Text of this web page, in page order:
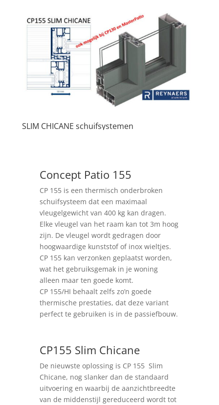
SLIM CHICANE schuifsystemen
Concept Patio 155
CP 155 is een thermisch onderbroken
schuifsysteem dat een maximaal
vleugelgewicht van 400 kg kan dragen.
Elke vleugel van het raam kan tot 3m hoog
zijn. De vleugel wordt gedragen door
hoogwaardige kunststof of inox wieltjes.
CP 155 kan verzonken geplaatst worden,
wat het gebruiksgemak in je woning
alleen maar ten goede komt.
CP 155/HI behaalt zelfs zo’n goede
thermische prestaties, dat deze variant
perfect te gebruiken is in de passiefbouw.
CP155 Slim Chicane
De nieuwste oplossing is CP 155 Slim
Chicane, nog slanker dan de standaard
uitvoering en waarbij de aanzichtbreedte
van de middenstijl gereduceerd wordt tot